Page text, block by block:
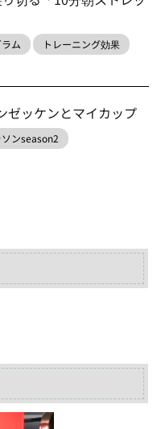
ム トレーニング効果
ゼッケンとマイカップ
ンseason2